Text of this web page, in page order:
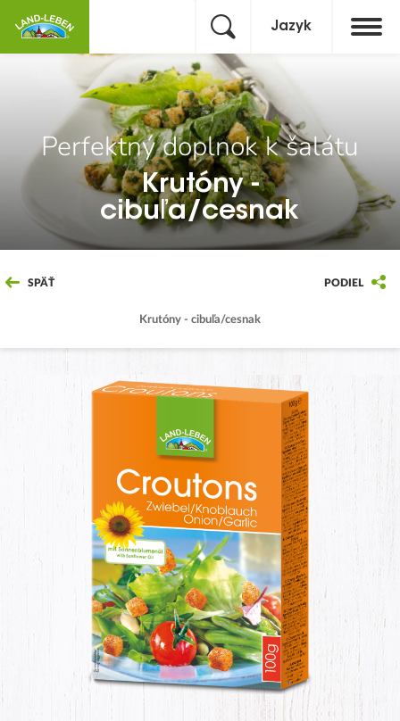
Jazyk
Perfektný doplnok k šalátu
Krutóny -
cibuľa/cesnak
SPÄŤ
Krutóny - cibuľa/cesnak
PODIEL